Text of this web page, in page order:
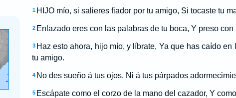
1 HIJO mío, si salieres fiador por tu amigo, Si tocaste tu
2 Enlazado eres con las palabras de tu boca, Y preso
3 Haz esto ahora, hijo mío, y líbrate, Ya que has caído
tu amigo.
4 No des sueño á tus ojos, Ni á tus párpados
5 Escápate como el corzo de la mano del cazador, Y